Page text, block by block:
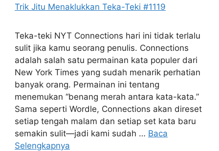
Teka-teki NYT Connections hari ini tidak terlalu
sulit jika kamu seorang penulis. Connections
adalah salah satu permainan kata populer dari
New York Times yang sudah menarik perhatian
banyak orang. Permainan ini tentang
menemukan “benang merah antara kata-kata.”
Sama seperti Wordle, Connections akan direset
setiap tengah malam dan setiap set kata baru
semakin sulit—jadi kami sudah … Baca
Selengkapnya